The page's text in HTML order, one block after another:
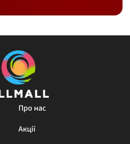
Про нас
Акції